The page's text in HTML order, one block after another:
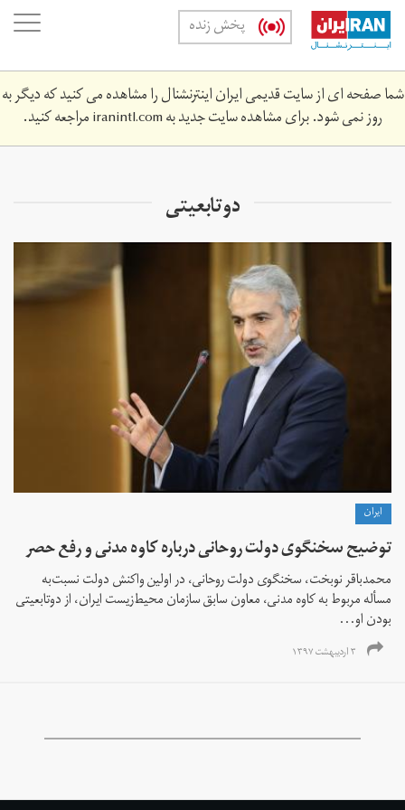
Skip
main
content
پخش زنده
شما صفحه ای از سایت قدیمی ایران اینترنشنال را مشاهده می کنید که دیگر به
روز نمی شود. برای مشاهده سایت جدید بهiranintl.comمراجعه کنید.
دوتابعیتی‌
ايران
توضیح سخنگوی دولت روحانی درباره کاوه مدنی و رفع حصر
محمدباقر نوبخت، سخنگوی دولت روحانی، در اولین واکنش دولت نسبت‌به
مسأله مربوط به کاوه مدنی، معاون سابق سازمان محیط‌زیست ایران، از دوتابعیتی
بودن او...
۳ اردیبهشت ۱۳۹۷